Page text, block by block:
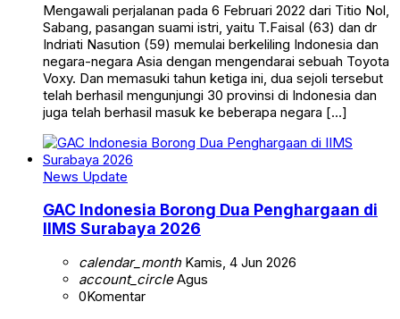
Mengawali perjalanan pada 6 Februari 2022 dari Titio Nol,
Sabang, pasangan suami istri, yaitu T.Faisal (63) dan dr
Indriati Nasution (59) memulai berkeliling Indonesia dan
negara-negara Asia dengan mengendarai sebuah Toyota
Voxy. Dan memasuki tahun ketiga ini, dua sejoli tersebut
telah berhasil mengunjungi 30 provinsi di Indonesia dan
juga telah berhasil masuk ke beberapa negara […]
News Update
GAC Indonesia Borong Dua Penghargaan di
IIMS Surabaya 2026
calendar_monthKamis, 4 Jun 2026
account_circleAgus
0Komentar